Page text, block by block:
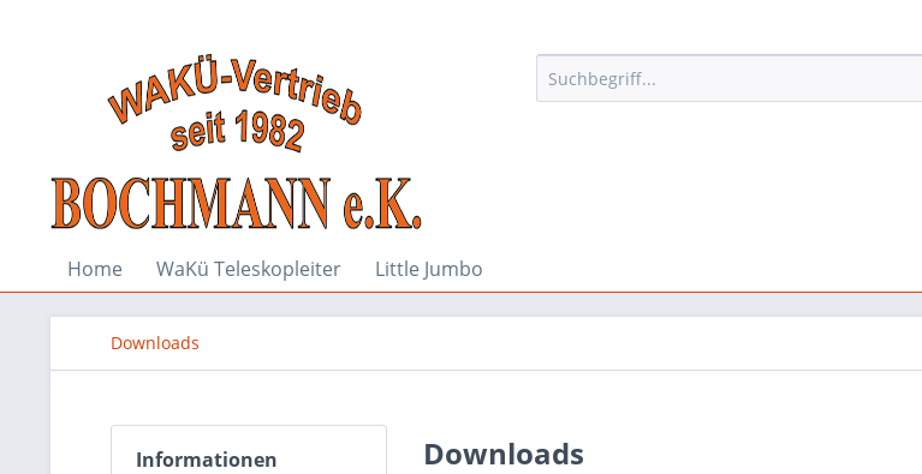
Home WaKü Teleskopleiter Little Jumbo
Downloads
Informationen Downloads